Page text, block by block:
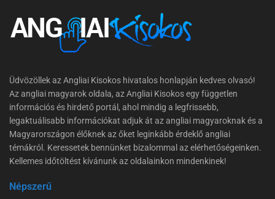
Üdvözöllek az Angliai Kisokos hivatalos honlapján kedves olvasó!
Az angliai magyarok oldala, az Angliai Kisokos egy független
információs és hirdető portál, ahol mindig a legfrissebb,
legaktuálisabb információkat adjuk át az angliai magyaroknak és a
Magyarországon élőknek az őket leginkább érdeklő angliai
témákról. Keressetek bennünket bizalommal az elérhetőségeinken.
Kellemes időtöltést kívánunk az oldalainkon mindenkinek!
Népszerű